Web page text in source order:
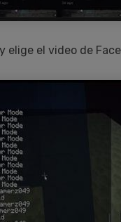
elige el video de